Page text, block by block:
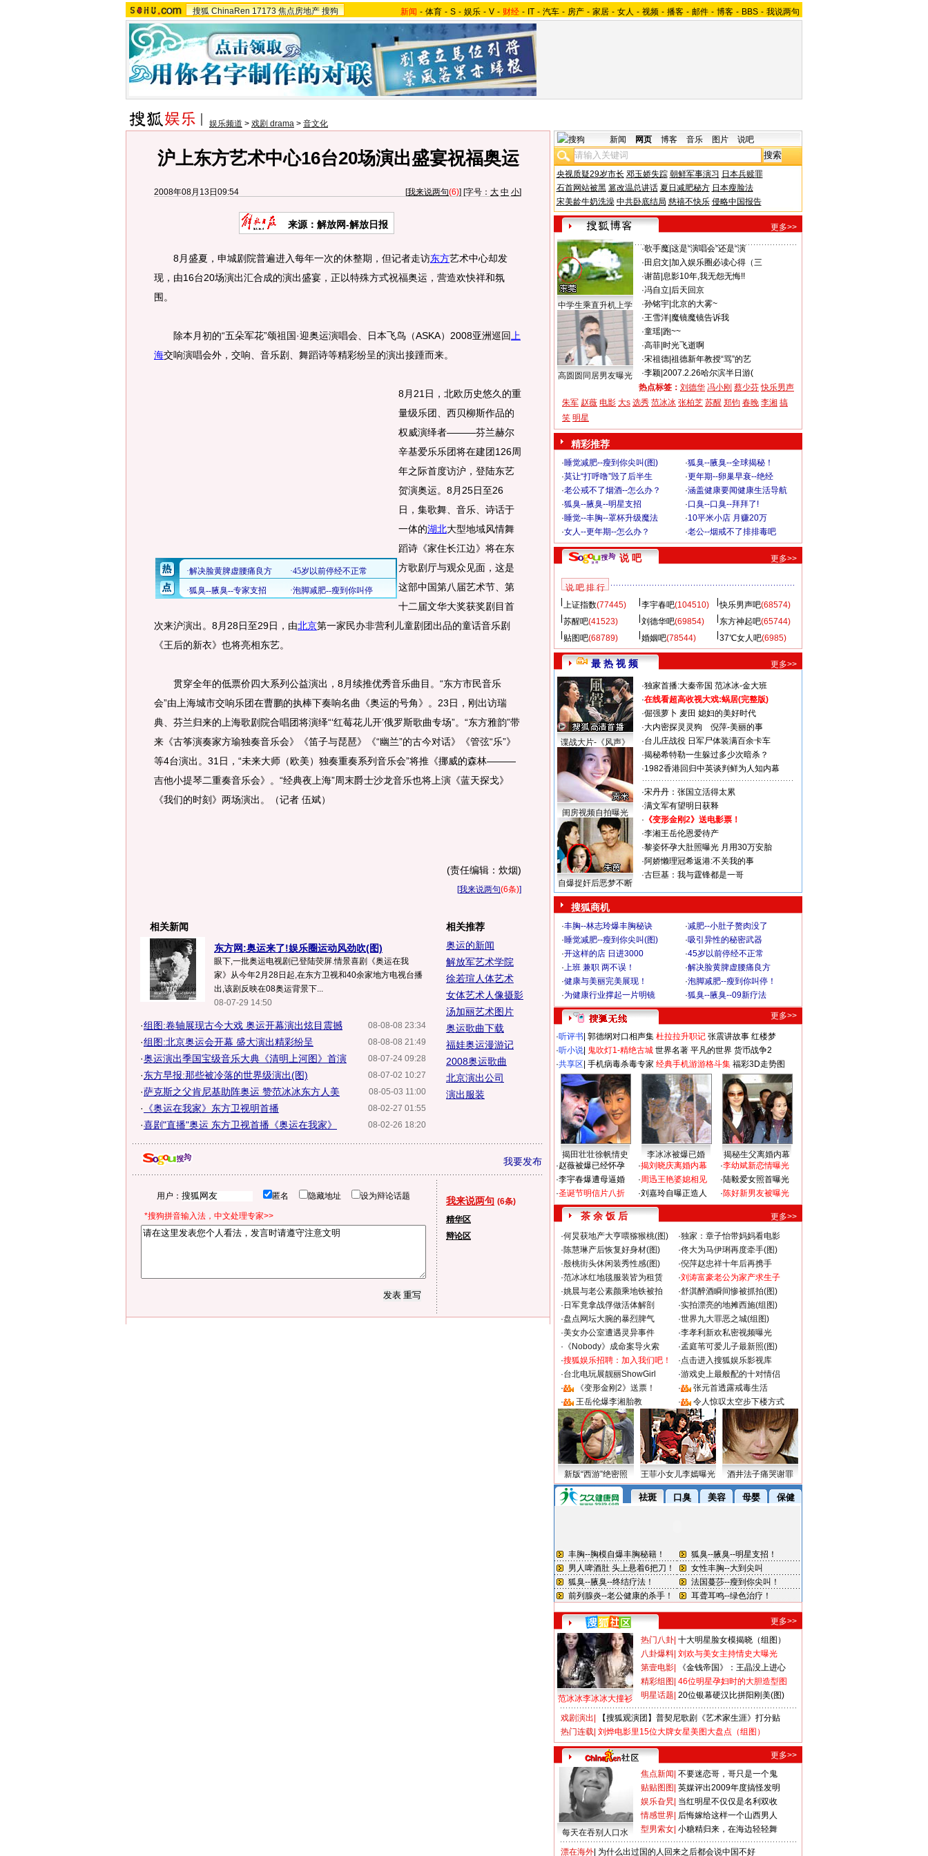
搜狐 ChinaRen 17173 焦点房地产 搜狗 新闻 - 体育 - S - 娱乐 - V - 财经 - IT - 汽车 - 房产 - 家居 - 女人 - 视频 - 播客 - 邮件 - 博客 - BBS - 我说两句
娱乐频道 > 戏剧 drama > 音文化
沪上东方艺术中心16台20场演出盛宴祝福奥运
2008年08月13日09:54 [我来说两句(6)] [字号： 大 中 小]
来源：解放网-解放日报
8月盛夏，申城剧院普遍进入每年一次的休整期，但记者走访东方艺术中心却发
现，由16台20场演出汇合成的演出盛宴，正以特殊方式祝福奥运，营造欢快祥和氛
围。
除本月初的“五朵军花”颂祖国·迎奥运演唱会、日本飞鸟（ASKA）2008亚洲巡回 上
海交响演唱会外，交响、音乐剧、舞蹈诗等精彩纷呈的演出接踵而来。
8月21日，北欧历史悠久的重
量级乐团、西贝柳斯作品的
权威演绎者———芬兰赫尔
辛基爱乐乐团将在建团126周
年之际首度访沪，登陆东艺
贺演奥运。8月25日至26
日，集歌舞、音乐、诗话于
一体的湖北大型地域风情舞
蹈诗《家住长江边》将在东
方歌剧厅与观众见面，这是
这部中国第八届艺术节、第
十二届文华大奖获奖剧目首
次来沪演出。8月28日至29日，由北京第一家民办非营利儿童剧团出品的童话音乐剧
《王后的新衣》也将亮相东艺。
贯穿全年的低票价四大系列公益演出，8月续推优秀音乐曲目。“东方市民音乐
会”由上海城市交响乐团在曹鹏的执棒下奏响名曲《奥运的号角》。23日，刚出访瑞
典、芬兰归来的上海歌剧院合唱团将演绎“‘红莓花儿开’俄罗斯歌曲专场”。“东方雅韵”带
来《古筝演奏家方瑜独奏音乐会》《笛子与琵琶》《“幽兰”的古今对话》《管弦“乐”》
等4台演出。31日，“未来大师（欧美）独奏重奏系列音乐会”将推《挪威的森林———
吉他小提琴二重奏音乐会》。“经典夜上海”周末爵士沙龙音乐也将上演《蓝天探戈》
《我们的时刻》两场演出。（记者 伍斌）
(责任编辑：炊烟)
[我来说两句(6条)]
相关新闻
东方网:奥运来了!娱乐圈运动风劲吹(图)
眼下,一批奥运电视剧已登陆荧屏.情景喜剧《奥运在我
家》从今年2月28日起,在东方卫视和40余家地方电视台播
出,该剧反映在08奥运背景下...
08-07-29 14:50
08-08-08 23:34
·组图:卷轴展现古今大戏 奥运开幕演出炫目震撼
08-08-08 21:49
·组图:北京奥运会开幕 盛大演出精彩纷呈
08-07-24 09:28
·奥运演出季国宝级音乐大典《清明上河图》首演
08-07-02 10:27
·东方早报:那些被冷落的世界级演出(图)
08-05-03 11:00
·萨克斯之父肯尼基助阵奥运 赞范冰冰东方人美
08-02-27 01:55
· 《奥运在我家》东方卫视明首播
08-02-26 18:20
·喜剧"直播"奥运 东方卫视首播《奥运在我家》
相关推荐
奥运的新闻
解放军艺术学院
徐若瑄人体艺术
女体艺术人像摄影
汤加丽艺术图片
奥运歌曲下载
福娃奥运漫游记
2008奥运歌曲
北京演出公司
演出服装
我要发布
用户： 匿名 隐藏地址 设为辩论话题
*搜狗拼音输入法，中文处理专家>>
我来说两句 (6条)
精华区
辩论区
新闻 网页 博客 音乐 图片 说吧
央视质疑29岁市长 邓玉娇失踪 朝鲜军事演习 日本兵赎罪
石首网站被黑 篡改温总讲话 夏日减肥秘方 日本瘦脸法
宋美龄牛奶洗澡 中共卧底结局 慈禧不快乐 侵略中国报告
更多>>
中学生乘直升机上学
高圆圆同居男友曝光
·歌手魔| 这是“演唱会”还是“演
· 田启文 加入娱乐圈必读心得（三
·谢苗| 息影10年,我无怨无悔!!
·冯自立 后天回京
·孙铭宇| 北京的大雾~
·王雪洋| 魔镜魔镜告诉我
·童瑶| 跑~~
·高菲| 时光飞逝啊
·宋祖德| 祖德新年教授“骂”的艺
·李颖| 2007.2.26哈尔滨半日游(
热点标签： 刘德华 冯小刚 蔡少芬 快乐男声
朱军 赵薇 电影 大s 选秀 范冰冰 张柏芝 苏醒 郑钧 春晚 李湘 搞
笑 明星
精彩推荐
·睡觉减肥--瘦到你尖叫(图) ·狐臭--腋臭--全球揭秘！
·莫让“打呼噜”毁了后半生 ·更年期--卵巢早衰--绝经
·老公戒不了烟酒--怎么办？ ·涵盖健康要闻健康生活导航
·狐臭--腋臭--明星支招 ·口臭--口臭--拜拜了!
·睡觉--丰胸--罩杯升级魔法 ·10平米小店 月赚20万
·女人--更年期--怎么办？ ·老公--烟戒不了排排毒吧
说 吧 更多>>
说 吧 排 行
上证指数(77445) 李宇春吧(104510) 快乐男声吧(68574)
苏醒吧(41523) 刘德华吧(69854) 东方神起吧(65744)
贴图吧(68789) 婚姻吧(78544) 37℃女人吧(6985)
最 热 视 频 更多>>
谍战大片-《风声》
闺房视频自拍曝光
自爆捉奸后恶梦不断
·独家首播:大秦帝国 范冰冰-金大班
·在线看超高收视大戏:蜗居(完整版)
·倔强萝卜 麦田 媳妇的美好时代
·大内密探灵灵狗
倪萍-美丽的事
·台儿庄战役 日军尸体装满百余卡车
·揭秘希特勒一生躲过多少次暗杀？
·1982香港回归中英谈判鲜为人知内幕
·宋丹丹：张国立活得太累
·满文军有望明日获释
· 《变形金刚2》送电影票！
·李湘王岳伦恩爱待产
·黎姿怀孕大肚照曝光 月用30万安胎
·阿娇懒理冠希返港:不关我的事
·古巨基：我与霆锋都是一哥
搜狐商机
·丰胸--林志玲爆丰胸秘诀 ·减肥--小肚子赘肉没了
·睡觉减肥--瘦到你尖叫(图) ·吸引异性的秘密武器
·开这样的店 日进3000 ·45岁以前停经不正常
·上班 兼职 两不误！ ·解决脸黄脾虚腰痛良方
·健康与美丽完美展现！ ·泡脚减肥--瘦到你叫停！
·为健康行业撑起一片明镜 ·狐臭--腋臭--09新疗法
更多>>
·听评书 郭德纲对口相声集 杜拉拉升职记 张震讲故事 红楼梦
·听小说 鬼吹灯1-精绝古城 世界名著 平凡的世界 货币战争2
·共享区 手机病毒杀毒专家 经典手机游游格斗集 福彩3D走势图
揭田壮壮徐帆情史 李冰冰被爆已婚
揭秘生父离婚内幕
·赵薇被爆已经怀孕
·李宇春爆遭母逼婚
·圣诞节明信片八折
·揭刘晓庆离婚内幕
·周迅王艳婆媳相见
·刘嘉玲自曝正造人
·李幼斌新恋情曝光
·陆毅爱女照首曝光
·陈好新男友被曝光
茶 余 饭 后
更多>>
·何炅获地产大亨喂猕猴桃(图) ·独家：章子怡带妈妈看电影
·陈慧琳产后恢复好身材(图) ·佟大为马伊琍再度牵手(图)
·殷桃街头休闲装秀性感(图) ·倪萍赵忠祥十年后再携手
·范冰冰红地毯服装皆为租赁 ·刘涛富豪老公为家产求生子
·姚晨与老公素颜乘地铁被拍 ·舒淇醉酒瞬间惨被抓拍(图)
· 日军竟拿战俘做活体解剖 ·实拍漂亮的地摊西施(组图)
·盘点网坛大腕的暴烈脾气 ·世界九大罪恶之城(组图)
·美女办公室遭遇灵异事件 ·李孝利新欢私密视频曝光
· 《Nobody》成命案导火索 ·孟庭苇可爱儿子最新照(图)
·搜狐娱乐招聘：加入我们吧！ ·点击进入搜狐娱乐影视库
·台北电玩展靓丽ShowGirl ·游戏史上最般配的十对情侣
·
《变形金刚2》送票！ ·
张元首透露戒毒生活
·
王岳伦爆李湘胎教 · 令人惊叹太空步下楼方式
新版“西游”绝密照 王菲小女儿李嫣曝光 酒井法子痛哭谢罪
更多>>
范冰冰李冰冰大撞衫
热门八卦 十大明星脸女模揭晓（组图）
八卦爆料 刘欢与美女主持情史大曝光
第壹电影
《金钱帝国》：王晶没上进心
精彩组图 46位明星孕妇时的大胆造型图
明星话题 20位银幕硬汉比拼阳刚美(图)
戏剧演出
【搜狐观演团】普契尼歌剧《艺术家生涯》打分贴
热门连载 刘烨电影里15位大牌女星美图大盘点（组图）
更多>>
每天在吞别人口水
焦点新闻 不要迷恋哥，哥只是一个鬼
贴贴图图 英媒评出2009年度搞怪发明
娱乐旮旯 当红明星不仅仅是名利双收
情感世界 后悔嫁给这样一个山西男人
型男索女 小糖精归来，在海边轻轻舞
漂在海外 为什么出过国的人回来之后都会说中国不好